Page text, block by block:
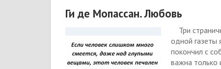
Ги де Мопассан. Любовь
Три
одной газеты
покончил с
важна только